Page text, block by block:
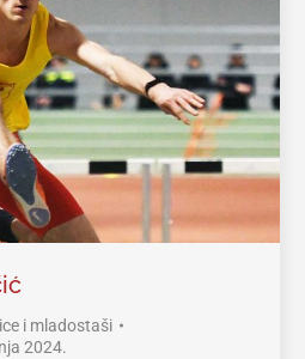
i mladostaši
2024.